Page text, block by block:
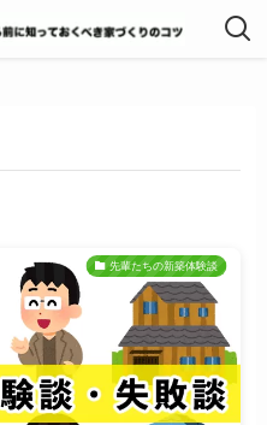
先輩たちの新築体験談